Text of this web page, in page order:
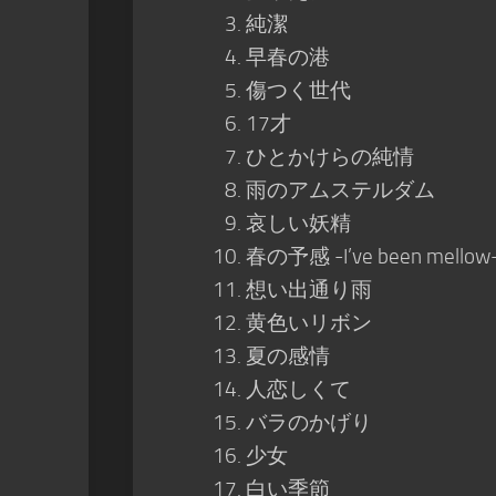
純潔
早春の港
傷つく世代
17才
ひとかけらの純情
雨のアムステルダム
哀しい妖精
春の予感 -I’ve been
想い出通り雨
黄色いリボン
夏の感情
人恋しくて
バラのかげり
少女
白い季節